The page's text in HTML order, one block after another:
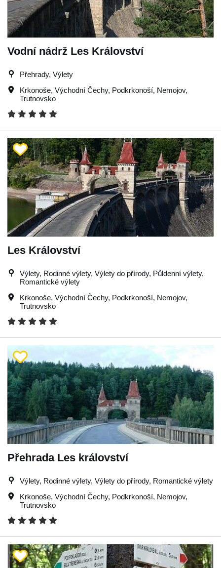
Vodní nádrž Les Království
Přehrady, Výlety
Krkonoše, Východní Čechy, Podkrkonoší, Nemojov,
Trutnovsko
Les Království
Výlety, Rodinné výlety, Výlety do přírody, Půldenní výlety,
Romantické výlety
Krkonoše, Východní Čechy, Podkrkonoší, Nemojov,
Trutnovsko
Přehrada Les království
Výlety, Rodinné výlety, Výlety do přírody, Romantické výlety
Krkonoše, Východní Čechy, Podkrkonoší, Nemojov,
Trutnovsko